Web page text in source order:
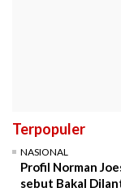
Terpopuler
NASIONAL
Profil Norman
sebut Bakal